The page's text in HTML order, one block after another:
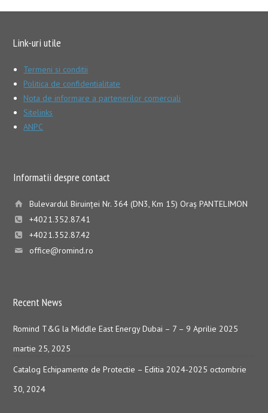
Link-uri utile
Termeni si conditii
Politica de confidentialitate
Nota de informare a partenerilor comerciali
Sitelinks
ANPC
Informatii despre contact
Bulevardul Biruinţei Nr. 364 (DN3, Km 15) Oraş PANTELIMON
+4021.352.87.41
+4021.352.87.42
office@romind.ro
Recent News
Romind T&G la Middle East Energy Dubai – 7 – 9 Aprilie 2025
martie 25, 2025
Catalog Echipamente de Protectie – Editia 2024-2025 octombrie
30, 2024